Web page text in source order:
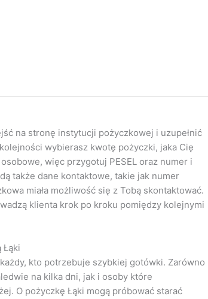
na stronę instytucji pożyczkowej i uzupełnić
wybierasz kwotę pożyczki, jaka Cię
więc przygotuj PESEL oraz numer i
także dane kontaktowe, takie jak numer
miała możliwość się z Tobą skontaktować.
klienta krok po kroku pomiędzy kolejnymi
Łąki
kto potrzebuje szybkiej gotówki. Zarówno
na kilka dni, jak i osoby które
O pożyczkę Łąki mogą próbować starać